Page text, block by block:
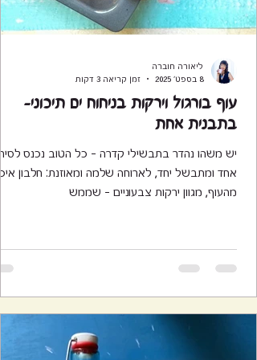
עוף בורגול וירקות בניחוח ים תיכוני-
בתבנית אחת
יש משהו נהדר בתבשילי קדרה – כל הטוב נכנס לסיר
אחד ומתבשל יחד, לארוחה שלמה
מהעוף, מגוון ירקות צבעוניים - שממש
ליאורה חוברה
8 בספט׳ 2025
זמן קריאה 3 דקות